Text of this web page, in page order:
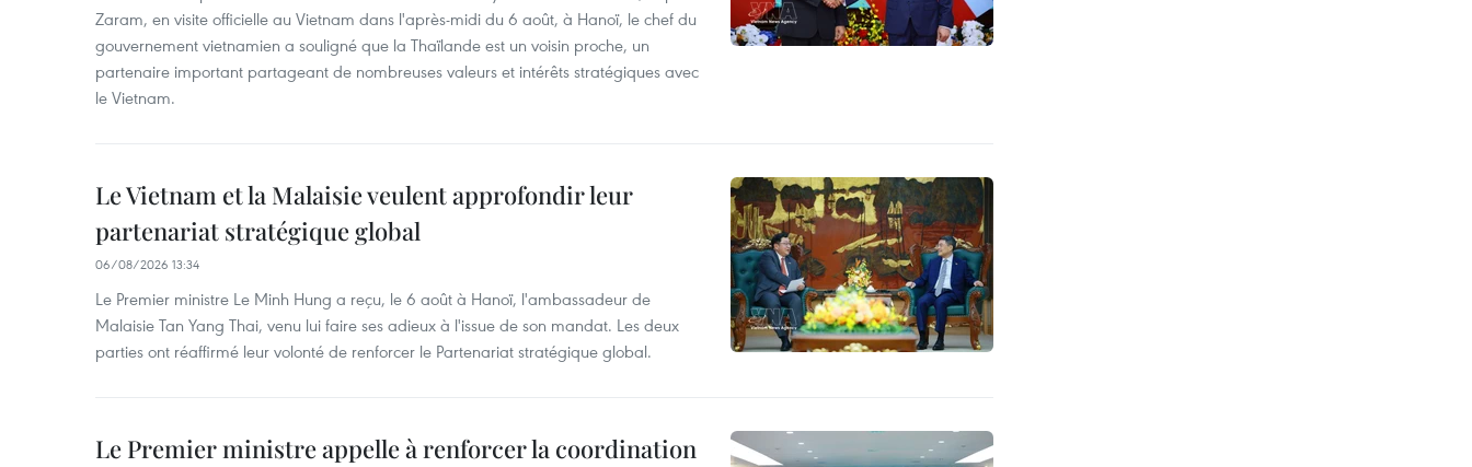
Zaram, en visite officielle au Vietnam dans l'après-midi du 6 août, à Hanoï, le chef du
gouvernement vietnamien a souligné que la Thaïlande est un voisin proche, un
partenaire important partageant de nombreuses valeurs et intérêts stratégiques avec
le Vietnam.
Le Vietnam et la Malaisie veulent approfondir leur
partenariat stratégique global
06/08/2026 13:34
Le Premier ministre Le Minh Hung a reçu, le 6 août à Hanoï, l'ambassadeur de
Malaisie Tan Yang Thai, venu lui faire ses adieux à l'issue de son mandat. Les deux
parties ont réaffirmé leur volonté de renforcer le Partenariat stratégique global.
Le Premier ministre appelle à renforcer la coordination